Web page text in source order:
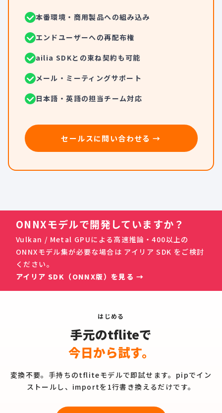
本番環境・商用製品への組み込み
エンドユーザーへの再配布権
ailia SDKとの束ね契約も可能
メール・ミーティングサポート
日本語・英語の担当チーム対応
セールスに問い合わせる →
ONNXモデルで開発していますか？
Vulkan / Metal GPUによる高速推論・400以上の
ONNXモデル集が必要な場合は アイリア SDK をご検討
ください。
アイリア SDK（ONNX版）を見る →
はじめる
手元のtfliteで
今日から試す。
変換不要。手持ちのtfliteモデルで即試せます。pipでイン
ストールし、importを1行書き換えるだけです。